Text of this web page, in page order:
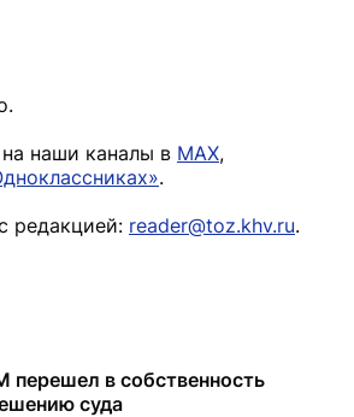
наши каналы в MAX,
.
редакцией: reader@toz.khv.ru.
перешел в собственность
суда